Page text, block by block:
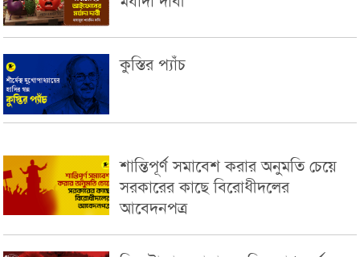
কুস্তির প্যাঁচ
শান্তিপূর্ণ সমাবেশ করার অনুমতি চেয়ে
সরকারের কাছে বিরোধীদলের
আবেদনপত্র